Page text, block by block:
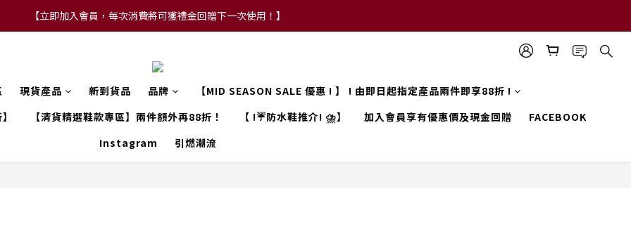
【FLASH SALE 兩件指定現貨產品即享88折】
【立即加入會員，每次消費將可獲禮金回贈下一次使用！】
現貨產品 新到貨品 品牌
【MID SEASON SALE 優惠 ! 】 ! 由即日起指定產品兩件即享88折 !
【清貨精選鞋款專區】兩件額外再88折！ 【 !☔防水鞋推介! ⛈️】 加入會員享有優惠價及現金回贈
FACEBOOK
Instagram
引燃潮流